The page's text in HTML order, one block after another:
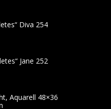
Diva 254
Jane 252
Aquarell 48×36